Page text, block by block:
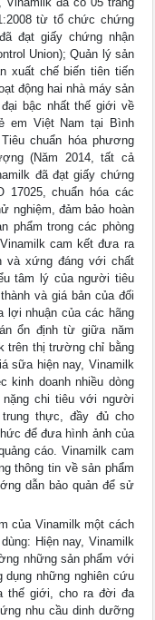
từ tổ chức chứng
đạt giấy chứng nhận
Union); Quản lý sản
xuất chế biến tiên tiến
động hai nhà máy sản
bậc nhất thế giới về
em Việt Nam tại Bình
chuẩn hóa phương
(Năm 2014, tất cả
đã đạt giấy chứng
17025, chuẩn hóa các
nghiệm, đảm bảo hoàn
phẩm trong các phòng
cam kết đưa ra
và xứng đáng với chất
tâm lý của người tiêu
và giá bản của đối
lợi nhuận của các hãng
ổn định từ giữa năm
trên thị trường chỉ bằng
sữa hiện nay, Vinamilk
kinh doanh nhiều dòng
nặng chi tiêu với người
thực, đầy đủ cho
để đưa hình ảnh của
cáo. Vinamilk cam
thông tin về sản phẩm
dẫn bảo quản để sử
của Vinamilk một cách
Hiện nay, Vinamilk
những sản phẩm với
những nghiên cứu
thế giới, cho ra đời đa
nhu cầu dinh dưỡng